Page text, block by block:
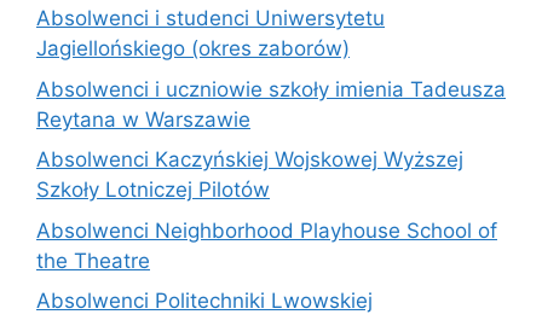
Absolwenci i studenci Uniwersytetu
Jagiellońskiego (okres zaborów)
Absolwenci i uczniowie szkoły imienia Tadeusza
Reytana w Warszawie
Absolwenci Kaczyńskiej Wojskowej Wyższej
Szkoły Lotniczej Pilotów
Absolwenci Neighborhood Playhouse School of
the Theatre
Absolwenci Politechniki Lwowskiej